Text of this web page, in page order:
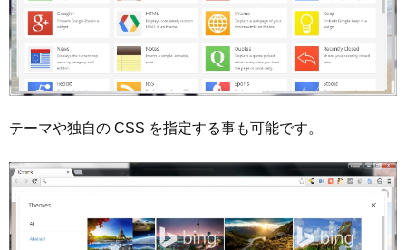
テーマや独自の CSS を指定する事も可能です。